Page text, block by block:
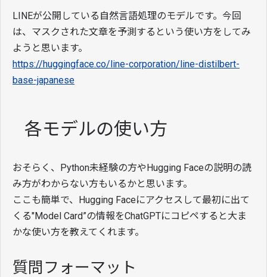
LINEが公開している自然言語処理のモデルです。今回
は、マスクされた文章を予測するという使い方をしてみ
ようと思います。
https://huggingface.co/line-corporation/line-distilbert-
base-japanese
各モデルの使い方
おそらく、Python未経験の方やHugging Faceの説明の読
み方がわからない方もいるかと思います。
ここも簡単で、Hugging Faceにアクセスして最初に出て
くる"Model Card”の情報をChatGPTにコピペすると大ま
かな使い方を教えてくれます。
質問フォーマット